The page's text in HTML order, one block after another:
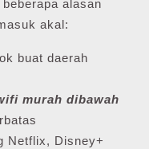
alasan
akal:
buat daerah
murah dibawah
Netflix, Disney+